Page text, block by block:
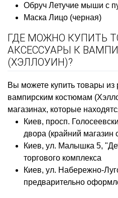
Обруч Летучие мыши с
Маска Лицо (черная)
ГДЕ МОЖНО КУПИТЬ
АКСЕССУАРЫ К
(ХЭЛЛОУИН)?
Вы можете купить товары из
вампирским костюмам
магазинах, которые
Киев, просп.
двора (крайний магазин
Киев, ул. Малышка 5,
торгового комплекса
Киев, ул. Набережно-
предварительно